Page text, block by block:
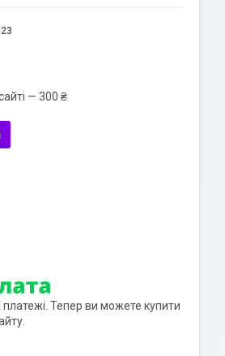
— 300 ₴
платежі. Тепер ви можете купити